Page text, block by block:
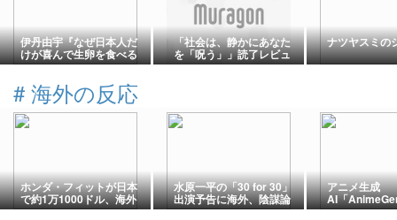
伊丹由宇『なぜ日本人だ
けが喜んで生卵を食べる
のか』を読んだ感想
「社会は、静かにあなた
を「呪う」」読了レビュ
ー｜
ナツヤスミの
# 海外の反応
ホンダ・フィットが日本
で約1万1000ドル、海外
で米国復活を望む声
水原一平の「30 for 30」
出演予告に海外、陰謀論
が再燃
アニメ生成
AI「
海外から懸念